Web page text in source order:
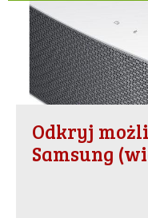
Odkryj
Samsung